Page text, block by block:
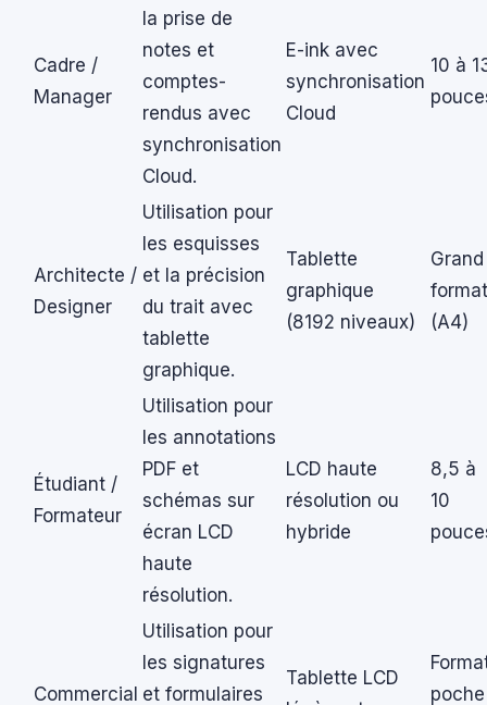
Cadre /
Manager
la prise de
notes et
comptes-
rendus avec
synchronisation
Cloud.
E-ink avec
synchronisation
Cloud
10 à
Architecte /
Designer
Utilisation pour
les esquisses
et la précision
du trait avec
tablette
graphique.
Tablette
graphique
(8192 niveaux)
Grand
format
(A4)
Étudiant /
Formateur
Utilisation pour
les annotations
PDF et
schémas sur
écran LCD
haute
résolution.
LCD haute
résolution ou
hybride
8,5 à
10
Commercial
Utilisation pour
les signatures
et formulaires
Tablette LCD
poche